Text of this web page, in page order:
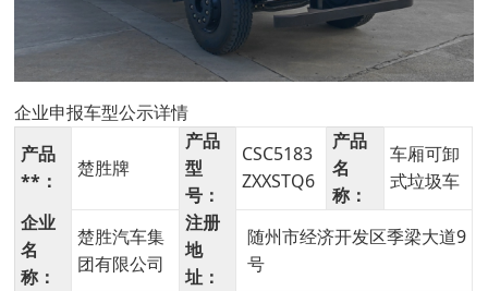
企业申报车型公示详情
产品
**：
楚胜牌
产品
型
号：
CSC5183
ZXXSTQ6
产品
名
称：
车厢可卸
式垃圾车
企业
名
称：
楚胜汽车集
团有限公司
注册
地
址：
随州市经济开发区季梁大道9
号